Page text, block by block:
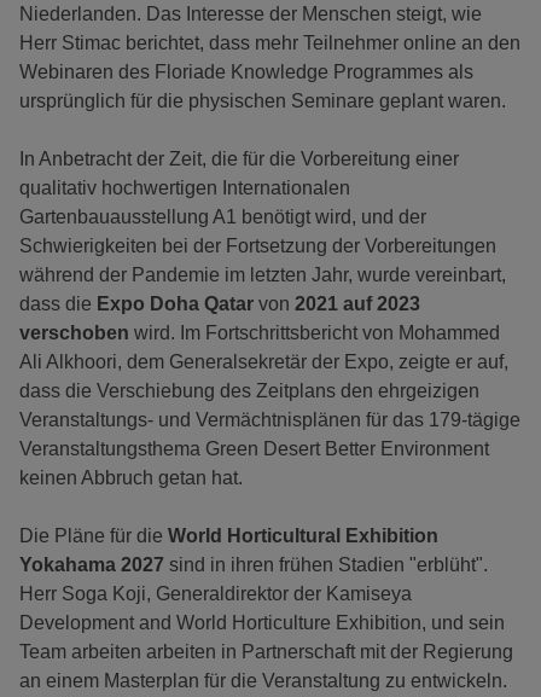
Niederlanden. Das Interesse der Menschen steigt, wie
Herr Stimac berichtet, dass mehr Teilnehmer online an den
Webinaren des Floriade Knowledge Programmes als
ursprünglich für die physischen Seminare geplant waren.
In Anbetracht der Zeit, die für die Vorbereitung einer
qualitativ hochwertigen Internationalen
Gartenbauausstellung A1 benötigt wird, und der
Schwierigkeiten bei der Fortsetzung der Vorbereitungen
während der Pandemie im letzten Jahr, wurde vereinbart,
dass die Expo Doha Qatar von 2021 auf 2023
verschoben wird. Im Fortschrittsbericht von Mohammed
Ali Alkhoori, dem Generalsekretär der Expo, zeigte er auf,
dass die Verschiebung des Zeitplans den ehrgeizigen
Veranstaltungs- und Vermächtnisplänen für das 179-tägige
Veranstaltungsthema Green Desert Better Environment
keinen Abbruch getan hat.
Die Pläne für die World Horticultural Exhibition
Yokahama 2027 sind in ihren frühen Stadien "erblüht".
Herr Soga Koji, Generaldirektor der Kamiseya
Development and World Horticulture Exhibition, und sein
Team arbeiten arbeiten in Partnerschaft mit der Regierung
an einem Masterplan für die Veranstaltung zu entwickeln.